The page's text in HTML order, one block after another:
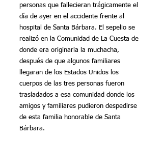
personas que fallecieran trágicamente el
día de ayer en el accidente frente al
hospital de Santa Bárbara. El sepelio se
realizó en la Comunidad de La Cuesta de
donde era originaria la muchacha,
después de que algunos familiares
llegaran de los Estados Unidos los
cuerpos de las tres personas fueron
trasladados a esa comunidad donde los
amigos y familiares pudieron despedirse
de esta familia honorable de Santa
Bárbara.